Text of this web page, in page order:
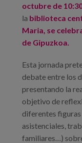
octubre de
la biblioteca
Maria, se
de Gipuzkoa.
Esta jornada
debate entre los
presentando la
objetivo de
diferentes
asistenciales,
familiares…)